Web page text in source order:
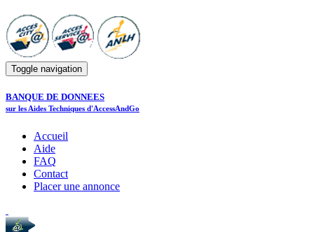
Toggle navigation
BANQUE DE DONNEES
sur les Aides Techniques d'AccessAndGo
Accueil
Aide
FAQ
Contact
Placer une annonce